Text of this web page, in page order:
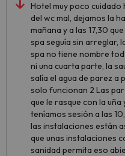
Hotel muy poco
del wc mal, dejamos la
mañana y a las 17,30
spa seguía sin arreglar,
spa no tiene nombre
ni una cuarta parte, la
salía el agua de parez a
solo funcionan 2 Las
que le rasque con la
teníamos sesión a las
las instalaciones están
que unas instalaciones
sanidad permita eso